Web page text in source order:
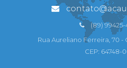
(89) 99425-
Rua Aureliano Ferreira, 70 -
CEP: 64748-